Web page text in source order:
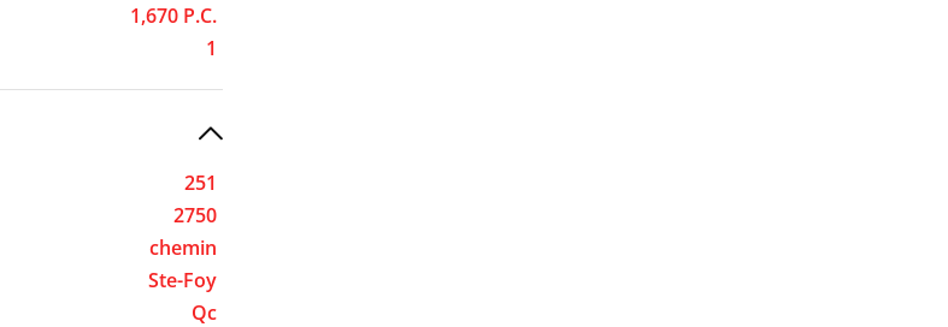
1,670 P.C.
1
251
2750
chemin
Ste-Foy
Qc